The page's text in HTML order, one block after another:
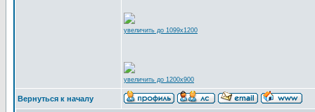
увеличить до 1099x1200
увеличить до 1200x900
Вернуться к началу